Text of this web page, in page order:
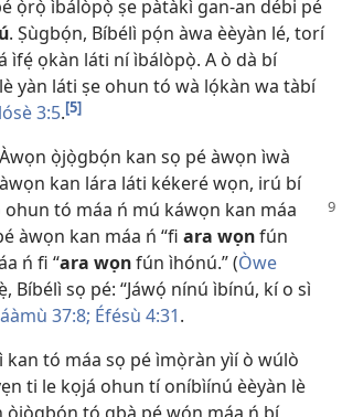
ọ̀rọ̀ ìbálòpọ̀ ṣe pàtàkì gan-an débi pé
. Ṣùgbọ́n, Bíbélì pọ́n àwa èèyàn lé, torí
ìfẹ́ ọkàn láti ní ìbálòpọ̀. A ò dà bí
yàn láti ṣe ohun tó wà lọ́kàn wa tàbí
3:5.[5]
ọ̀jọ̀gbọ́n kan sọ pé àwọn ìwà
kan lára láti kékeré wọn, irú bí
ohun tó máa ń mú káwọn kan máa
àwọn kan máa ń “fi ara wọnfún
ń fi “ara wọnfún ìhónú.” (Òwe
Bíbélì sọ pé: “Jáwọ́ nínú ìbínú, kí o sì
37:8; Éfésù 4:31.
kan tó máa sọ pé ìmọ̀ràn yìí ò wúlò
ti le kọjá ohun tí oníbìínú èèyàn lè